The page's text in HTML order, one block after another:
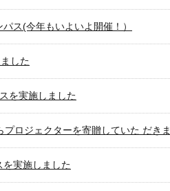
ス(今年もいよいよ開催！）
した
を実施しました
ロジェクターを寄贈していた だきま
実施しました